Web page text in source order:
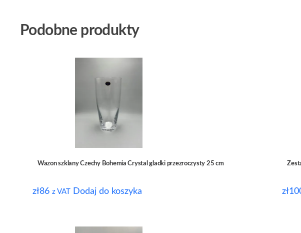
Podobne produkty
Wazon szklany Czechy Bohemia Crystal gladki przezroczysty 25 cm
zł86 z VAT Dodaj do koszyka zł